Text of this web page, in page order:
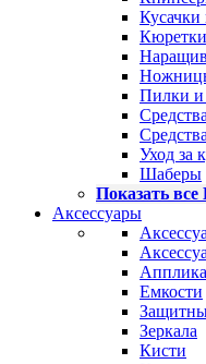
Пилки и
Уход за
Шаберы
Показать все
Аксессуары
Емкости
Зеркала
Кисти